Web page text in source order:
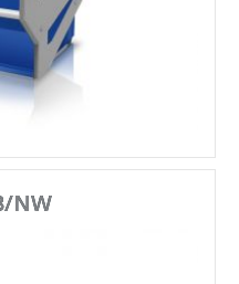
NW